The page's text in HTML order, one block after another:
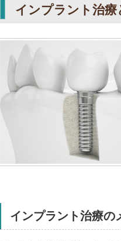
インプラント治療
インプラント治療の